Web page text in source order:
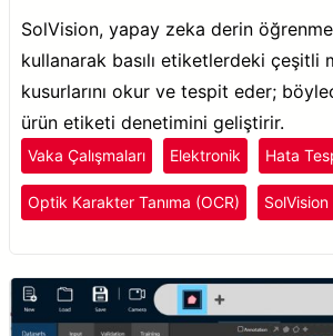
SolVision, yapay zeka derin
kullanarak basılı etiketlerdeki çeşitli
kusurlarını okur ve tespit eder;
ürün etiketi denetimini geliştirir.
Vaka Çalışmaları Elektronik Hata
Optik Karakter Tanıma (OCR) SolVision